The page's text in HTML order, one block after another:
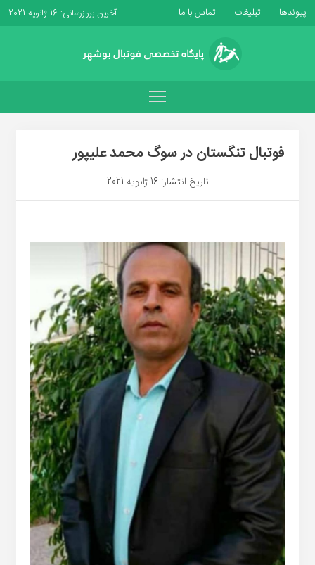
پیوندها تبلیغات تماس با ما آخرین بروزرسانی: 16 ژانویه 2021
فوتبال تنگستان در سوگ محمد علیپور
تاریخ انتشار: 16 ژانویه 2021